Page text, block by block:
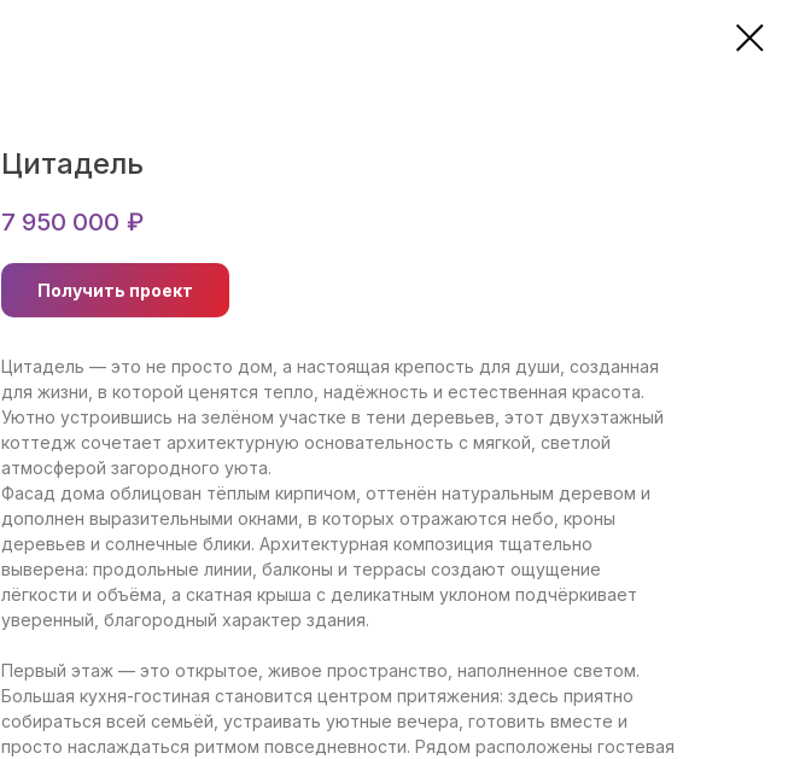
Цитадель
7 950 000 ₽
Получить проект
Цитадель — это не просто дом, а настоящая крепость для души, созданная
для жизни, в которой ценятся тепло, надёжность и естественная красота.
Уютно устроившись на зелёном участке в тени деревьев, этот двухэтажный
коттедж сочетает архитектурную основательность с мягкой, светлой
атмосферой загородного уюта.
Фасад дома облицован тёплым кирпичом, оттенён натуральным деревом и
дополнен выразительными окнами, в которых отражаются небо, кроны
деревьев и солнечные блики. Архитектурная композиция тщательно
выверена: продольные линии, балконы и террасы создают ощущение
лёгкости и объёма, а скатная крыша с деликатным уклоном подчёркивает
уверенный, благородный характер здания.
Первый этаж — это открытое, живое пространство, наполненное светом.
Большая кухня-гостиная становится центром притяжения: здесь приятно
собираться всей семьёй, устраивать уютные вечера, готовить вместе и
просто наслаждаться ритмом повседневности. Рядом расположены гостевая